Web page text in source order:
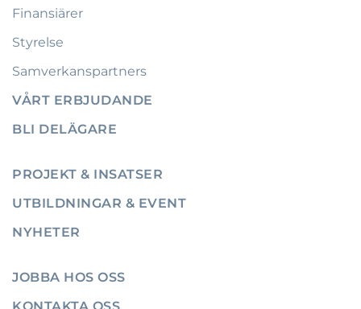
Finansiärer
Styrelse
Samverkanspartners
VÅRT ERBJUDANDE
BLI DELÄGARE
PROJEKT & INSATSER
UTBILDNINGAR & EVENT
NYHETER
JOBBA HOS OSS
KONTAKTA OSS